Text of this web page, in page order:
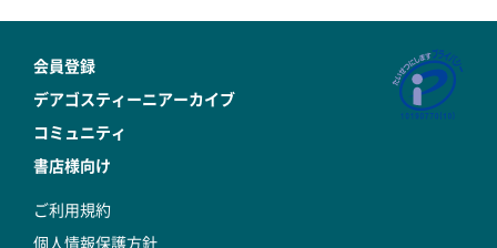
会員登録
デアゴスティーニアーカイブ
コミュニティ
書店様向け
ご利用規約
個人情報保護方針